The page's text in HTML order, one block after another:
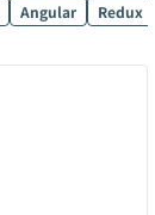
Angular Redux